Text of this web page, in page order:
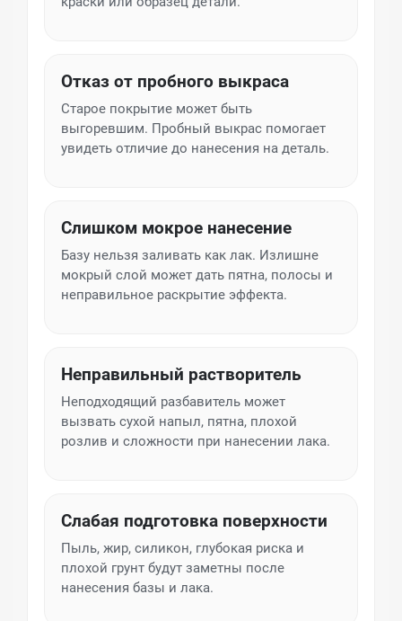
Отказ от пробного выкраса
Старое покрытие может быть
выгоревшим. Пробный выкрас помогает
увидеть отличие до нанесения на деталь.
Слишком мокрое нанесение
Базу нельзя заливать как лак. Излишне
мокрый слой может дать пятна, полосы и
неправильное раскрытие эффекта.
Неправильный растворитель
Неподходящий разбавитель может
вызвать сухой напыл, пятна, плохой
розлив и сложности при нанесении лака.
Слабая подготовка поверхности
Пыль, жир, силикон, глубокая риска и
плохой грунт будут заметны после
нанесения базы и лака.